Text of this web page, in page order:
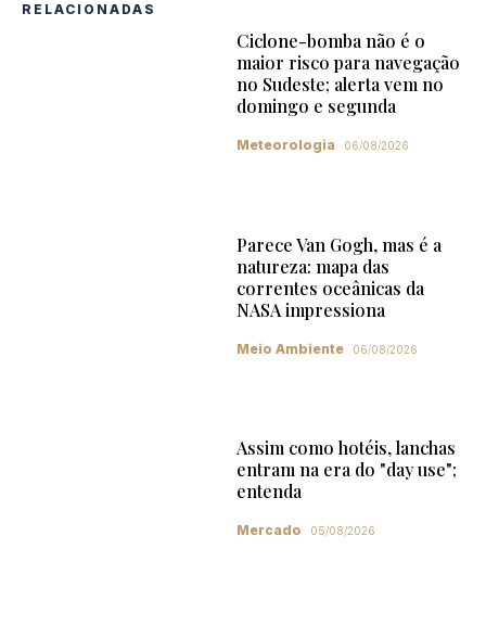
RELACIONADAS
Ciclone-bomba não é o
maior risco para navegação
no Sudeste; alerta vem no
domingo e segunda
Meteorologia 06/08/2026
Parece Van Gogh, mas é a
natureza: mapa das
correntes oceânicas da
NASA impressiona
Meio Ambiente 06/08/2026
Assim como hotéis, lanchas
entram na era do "day use";
entenda
Mercado 05/08/2026